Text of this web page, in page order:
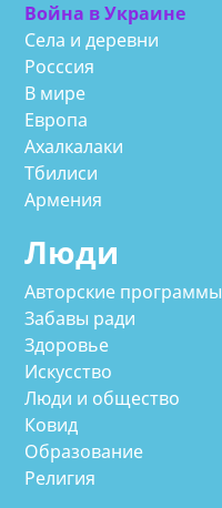
Война в Украине
Села и деревни
Росссия
В мире
Европа
Ахалкалаки
Тбилиси
Армения
Люди
Авторские программы
Забавы ради
Здоровье
Искусство
Люди и общество
Ковид
Образование
Религия